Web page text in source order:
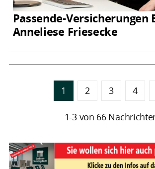
Passende-Versicherungen
Anneliese Friesecke
1 2 3 4
1-3 von 66